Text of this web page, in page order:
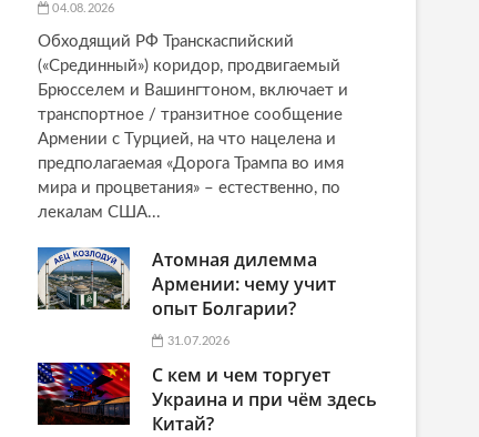
04.08.2026
Обходящий РФ Транскаспийский
(«Срединный») коридор, продвигаемый
Брюсселем и Вашингтоном, включает и
транспортное / транзитное сообщение
Армении с Турцией, на что нацелена и
предполагаемая «Дорога Трампа во имя
мира и процветания» – естественно, по
лекалам США...
Атомная дилемма
Армении: чему учит
опыт Болгарии?
31.07.2026
С кем и чем торгует
Украина и при чём здесь
Китай?